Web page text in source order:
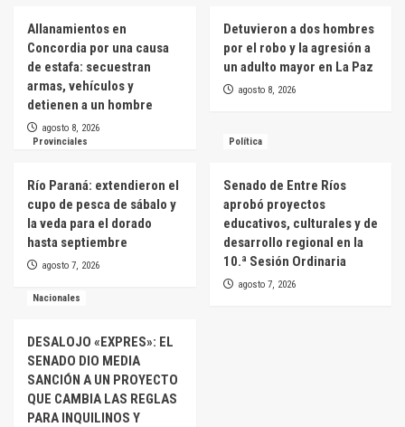
Allanamientos en
Concordia por una causa
de estafa: secuestran
armas, vehículos y
detienen a un hombre
agosto 8, 2026
Detuvieron a dos hombres
por el robo y la agresión a
un adulto mayor en La Paz
agosto 8, 2026
Provinciales
Río Paraná: extendieron el
cupo de pesca de sábalo y
la veda para el dorado
hasta septiembre
agosto 7, 2026
Política
Senado de Entre Ríos
aprobó proyectos
educativos, culturales y de
desarrollo regional en la
10.ª Sesión Ordinaria
agosto 7, 2026
Nacionales
DESALOJO «EXPRES»: EL
SENADO DIO MEDIA
SANCIÓN A UN PROYECTO
QUE CAMBIA LAS REGLAS
PARA INQUILINOS Y